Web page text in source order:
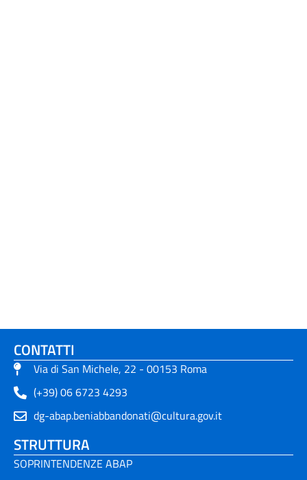
CONTATTI
Via di San Michele, 22 - 00153 Roma
(+39) 06 6723 4293
dg-abap.beniabbandonati@cultura.gov.it
STRUTTURA
SOPRINTENDENZE ABAP